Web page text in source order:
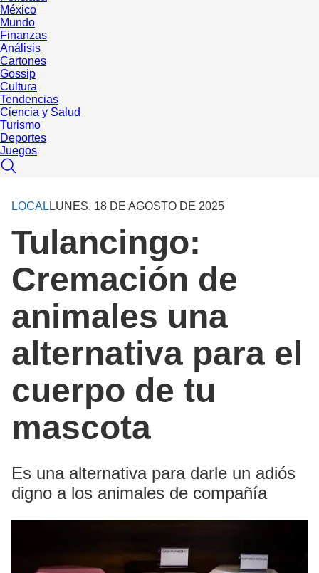
México
Mundo
Finanzas
Análisis
Cartones
Gossip
Cultura
Tendencias
Ciencia y Salud
Turismo
Deportes
Juegos
LOCAL LUNES, 18 DE AGOSTO DE 2025
Tulancingo:
Cremación de
animales una
alternativa para el
cuerpo de tu
mascota
Es una alternativa para darle un adiós
digno a los animales de compañía